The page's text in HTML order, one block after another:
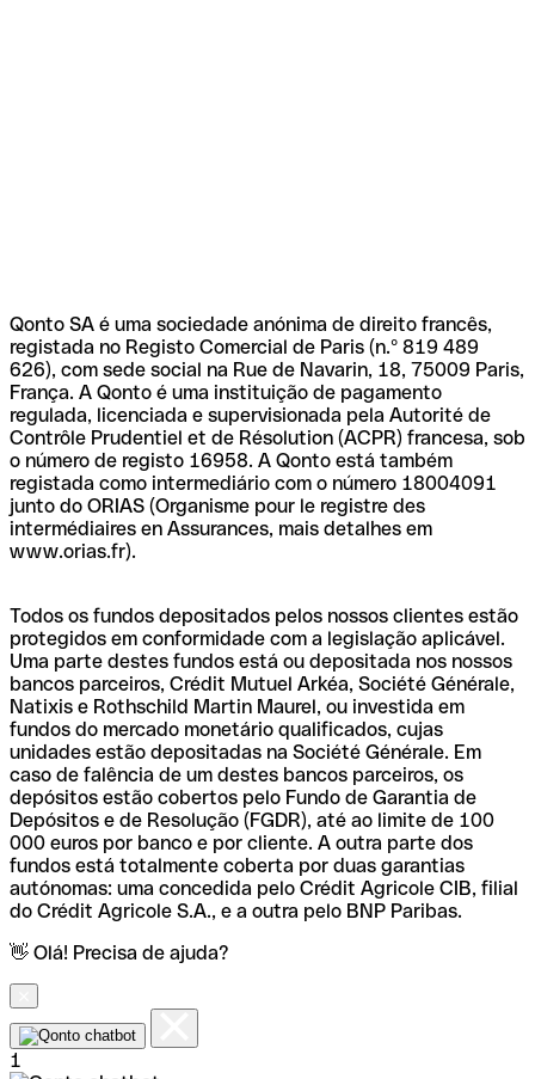
Qonto SA é uma sociedade anónima de direito francês,
registada no Registo Comercial de Paris (n.º 819 489
626), com sede social na Rue de Navarin, 18, 75009 Paris,
França. A Qonto é uma instituição de pagamento
regulada, licenciada e supervisionada pela Autorité de
Contrôle Prudentiel et de Résolution (ACPR) francesa, sob
o número de registo 16958. A Qonto está também
registada como intermediário com o número 18004091
junto do ORIAS (Organisme pour le registre des
intermédiaires en Assurances, mais detalhes em
www.orias.fr).
Todos os fundos depositados pelos nossos clientes estão
protegidos em conformidade com a legislação aplicável.
Uma parte destes fundos está ou depositada nos nossos
bancos parceiros, Crédit Mutuel Arkéa, Société Générale,
Natixis e Rothschild Martin Maurel, ou investida em
fundos do mercado monetário qualificados, cujas
unidades estão depositadas na Société Générale. Em
caso de falência de um destes bancos parceiros, os
depósitos estão cobertos pelo Fundo de Garantia de
Depósitos e de Resolução (FGDR), até ao limite de 100
000 euros por banco e por cliente. A outra parte dos
fundos está totalmente coberta por duas garantias
autónomas: uma concedida pelo Crédit Agricole CIB, filial
do Crédit Agricole S.A., e a outra pelo BNP Paribas.
👋 Olá! Precisa de ajuda?
1